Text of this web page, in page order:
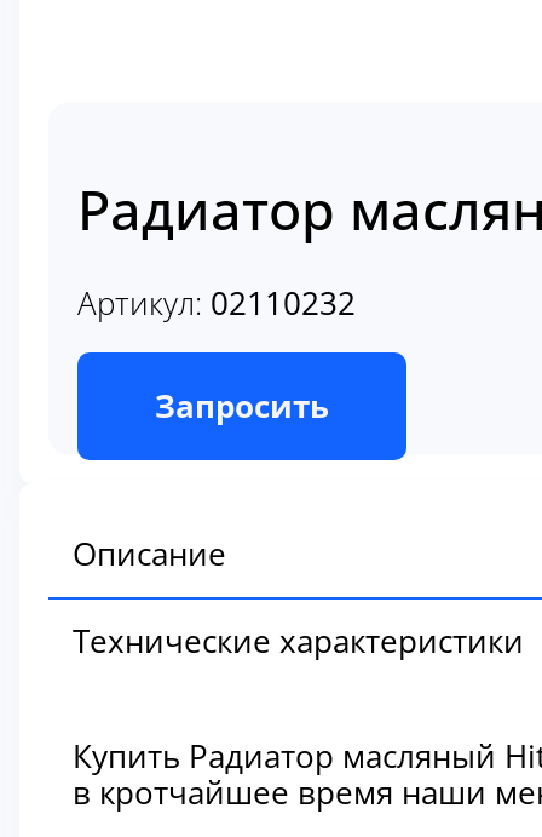
Радиатор
Артикул: 02110232
В наличии
Запросить
Описание
Технические характеристики
Купить Радиатор масляный
в кротчайшее время наши